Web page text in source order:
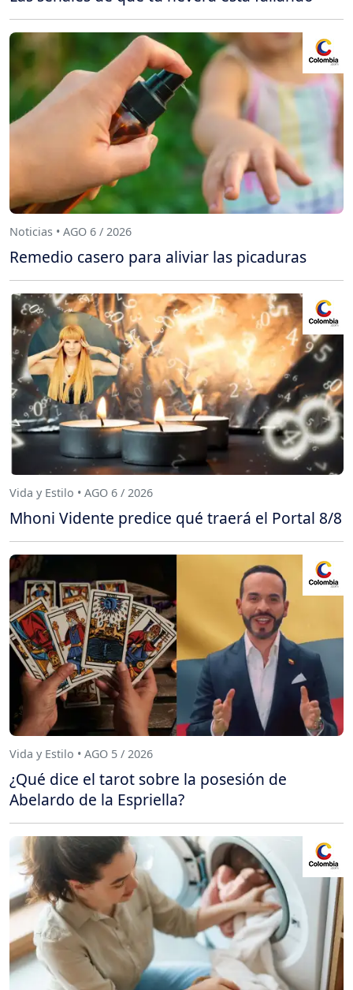
Noticias • AGO 6 / 2026
Remedio casero para aliviar las picaduras
Vida y Estilo • AGO 6 / 2026
Mhoni Vidente predice qué traerá el Portal 8/8
Vida y Estilo • AGO 5 / 2026
¿Qué dice el tarot sobre la posesión de
Abelardo de la Espriella?